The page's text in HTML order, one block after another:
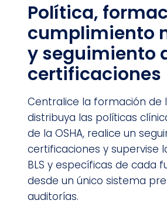
Política,
cumplimiento
y seguimiento
certificaciones
Centralice la formación de
distribuya las políticas
de la OSHA, realice un
certificaciones y supervise
BLS y específicas de cada
desde un único sistema
auditorías.